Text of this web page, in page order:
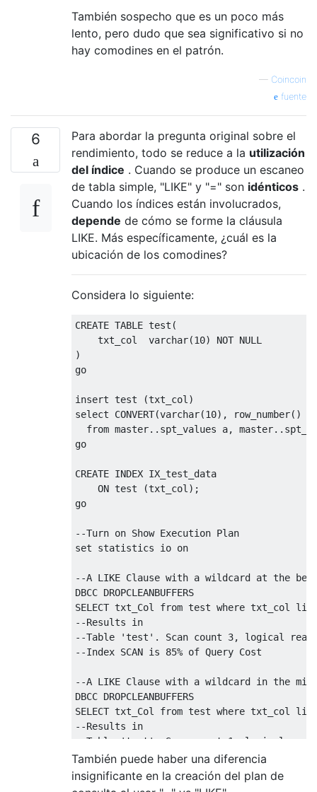
También sospecho que es un poco más
lento, pero dudo que sea significativo si no
hay comodines en el patrón.
— Coincoin
fuente
6
Para abordar la pregunta original sobre el
rendimiento, todo se reduce a la utilización
del índice . Cuando se produce un escaneo
de tabla simple, "LIKE" y "=" son idénticos .
Cuando los índices están involucrados,
depende de cómo se forme la cláusula
LIKE. Más específicamente, ¿cuál es la
ubicación de los comodines?
Considera lo siguiente:
CREATE TABLE test (
    txt_col  varchar
(10) NOT NULL
)
go
insert test (txt_col )
select
CONVERT(varchar(10), row_number()
from master.. spt_values a, master..
go
CREATE INDEX IX_test_data
ON test (txt_col );
go
--Turn on Show Execution Plan
set
statistics io on
--A LIKE Clause with a wildcard at the
DBCC
SELECT txt_Col from test where txt_col
--Results in
--Table 'test'. Scan count 3, logical reads
--Index SCAN is 85% of Query Cost
--A LIKE Clause with a wildcard in the
DBCC
SELECT txt_Col from test where txt_col
--Results in
--Table 'test'. Scan count 1, logical
--Index Seek is 100% of Query Cost for
--A LIKE Clause with no wildcards
También puede haber una diferencia
insignificante en la creación del plan de